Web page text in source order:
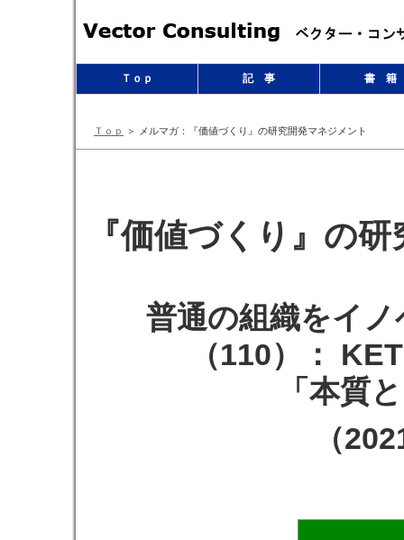
Ｔｏｐ 記 事 書 籍
Ｔｏｐ ＞ メルマガ：『価値づくり』の研究開発マネジメント
『価値づくり』の
普通の組織をイ
（110）：
「本質
（